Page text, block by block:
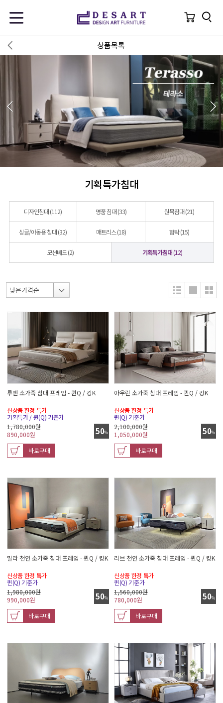
상품목록
기획특가침대
디자인침대(112) 명품 침대(33) 원목침대(21)
싱글/아동용 침대(32) 매트리스(18) 협탁(15)
모션베드(2) 기획특가침대(12)
루멘 소가죽 침대 프레임 - 퀸Q / 킹K
신상품 한정 특가
기획특가 / 퀸(Q) 기준가
50%
1,780,000원
890,000원
바로구매
아우린 소가죽 침대 프레임 - 퀸Q / 킹K
신상품 한정 특가
퀸(Q) 기준가
50%
2,100,000원
1,050,000원
바로구매
밀라 천연 소가죽 침대 프레임 - 퀸Q / 킹K
신상품 한정 특가
퀸(Q) 기준가
50%
1,980,000원
990,000원
바로구매
리브 천연 소가죽 침대 프레임 - 퀸Q / 킹K
신상품 한정 특가
퀸(Q) 기준가
50%
1,560,000원
780,000원
바로구매